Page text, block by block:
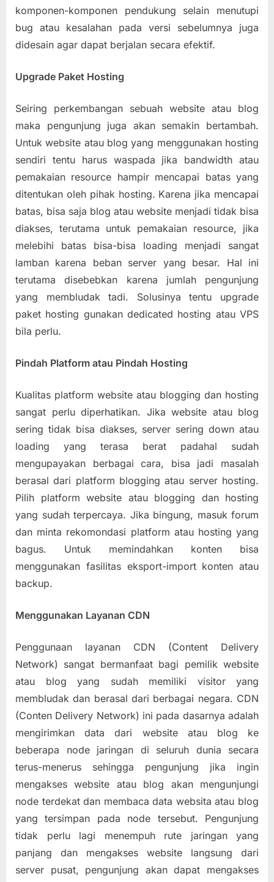
komponen-komponen pendukung selain menutupi
bug atau kesalahan pada versi sebelumnya juga
didesain agar dapat berjalan secara efektif.
Upgrade Paket Hosting
Seiring perkembangan sebuah website atau blog
maka pengunjung juga akan semakin bertambah.
Untuk website atau blog yang menggunakan hosting
sendiri tentu harus waspada jika bandwidth atau
pemakaian resource hampir mencapai batas yang
ditentukan oleh pihak hosting. Karena jika mencapai
batas, bisa saja blog atau website menjadi tidak bisa
diakses, terutama untuk pemakaian resource, jika
melebihi batas bisa-bisa loading menjadi sangat
lamban karena beban server yang besar. Hal ini
terutama disebebkan karena jumlah pengunjung
yang membludak tadi. Solusinya tentu upgrade
paket hosting gunakan dedicated hosting atau VPS
bila perlu.
Pindah Platform atau Pindah Hosting
Kualitas platform website atau blogging dan hosting
sangat perlu diperhatikan. Jika website atau blog
sering tidak bisa diakses, server sering down atau
loading yang terasa berat padahal sudah
mengupayakan berbagai cara, bisa jadi masalah
berasal dari platform blogging atau server hosting.
Pilih platform website atau blogging dan hosting
yang sudah terpercaya. Jika bingung, masuk forum
dan minta rekomondasi platform atau hosting yang
bagus. Untuk memindahkan konten bisa
menggunakan fasilitas eksport-import konten atau
backup.
Menggunakan Layanan CDN
Penggunaan layanan CDN (Content Delivery
Network) sangat bermanfaat bagi pemilik website
atau blog yang sudah memiliki visitor yang
membludak dan berasal dari berbagai negara. CDN
(Conten Delivery Network) ini pada dasarnya adalah
mengirimkan data dari website atau blog ke
beberapa node jaringan di seluruh dunia secara
terus-menerus sehingga pengunjung jika ingin
mengakses website atau blog akan mengunjungi
node terdekat dan membaca data websita atau blog
yang tersimpan pada node tersebut. Pengunjung
tidak perlu lagi menempuh rute jaringan yang
panjang dan mengakses website langsung dari
server pusat, pengunjung akan dapat mengakses